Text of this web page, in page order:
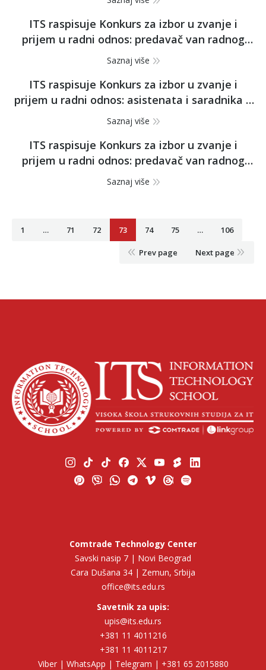
vremenom za užu naučno-stručnu oblast:
ekonomske nauke
ITS raspisuje Konkurs za izbor u zvanje i
prijem u radni odnos: predavač van radnog
odnosa za užu naučno-stručnu oblast:
ekonomske nauke
Saznaj više
ITS raspisuje Konkurs za izbor u zvanje i
prijem u radni odnos: asistenata i saradnika u
nastavi sa punim i nepunim radnim
vremenom za užu naučno-stručnu oblast:
menadžment i biznis
Saznaj više
ITS raspisuje Konkurs za izbor u zvanje i
prijem u radni odnos: predavač van radnog
odnosa za užu naučno-stručnu oblast:
menadžment i biznis
Saznaj više
1 … 71 72 73 74 75 … 106
Prev page Next page
Comtrade Technology Center
Savski nasip 7 | Novi Beograd
Cara Dušana 34 | Zemun, Srbija
office@its.edu.rs
Savetnik za upis:
upis@its.edu.rs
+381 11 4011216
+381 11 4011217
Viber | WhatsApp | Telegram | +381 65 2015880